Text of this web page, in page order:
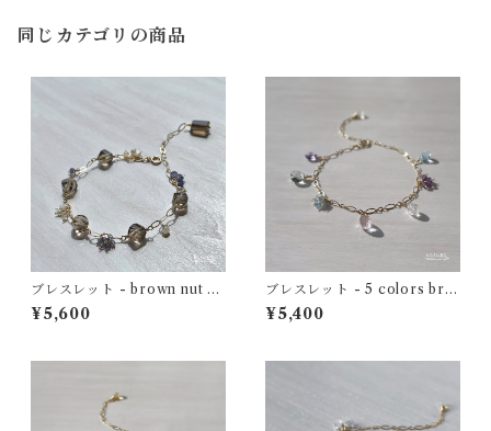
同じカテゴリの商品
ブレスレット - brown nut br
acelet - スモーキークォーツ×
ホワイトシェル×アイオライト
¥5,600
ブレスレット - 5 colors bra
celet (pale tone) - ローズク
ォーツ×トパーズ×レインボー
¥5,400